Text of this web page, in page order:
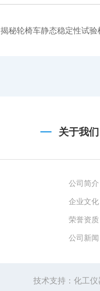
揭秘轮椅车静态稳定性试
关于我们
公司简介
企业文化
荣誉资质
公司新闻
技术支持： 化工仪